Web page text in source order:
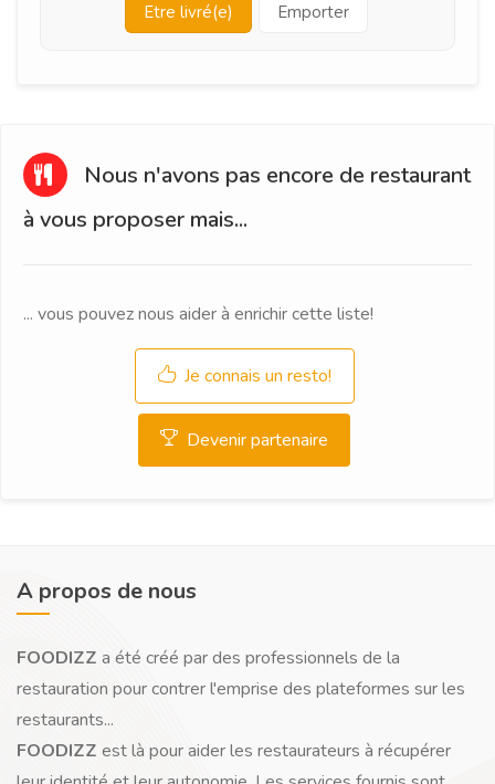
Etre livré(e) Emporter
Nous n'avons pas encore de restaurant
à vous proposer mais...
... vous pouvez nous aider à enrichir cette liste!
Je connais un resto!
Devenir partenaire
A propos de nous
FOODIZZ a été créé par des professionnels de la
restauration pour contrer l'emprise des plateformes sur les
restaurants...
FOODIZZ est là pour aider les restaurateurs à récupérer